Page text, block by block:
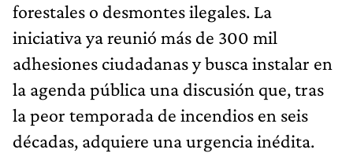
forestales o desmontes ilegales. La
iniciativa ya reunió más de 300 mil
adhesiones ciudadanas y busca instalar en
la agenda pública una discusión que, tras
la peor temporada de incendios en seis
décadas, adquiere una urgencia inédita.